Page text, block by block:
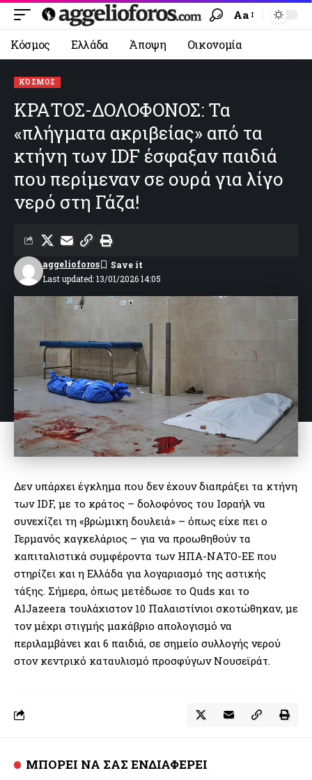
Aa
Κόσμος Ελλάδα Άποψη Οικονομία
ΚΌΣΜΟΣ
ΚΡΑΤΟΣ-ΔΟΛΟΦΟΝΟΣ: Τα
«πλήγματα ακριβείας» από τα
κτήνη των IDF έσφαξαν παιδιά
που περίμεναν σε ουρά για λίγο
νερό στη Γάζα!
Last updated: 13/01/2026 14:05
aggelioforos
Δεν υπάρχει έγκλημα που δεν έχουν διαπράξει τα κτήνη
των IDF, με το κράτος – δολοφόνος του Ισραήλ να
συνεχίζει τη «βρώμικη δουλειά» – όπως είχε πει ο
Γερμανός καγκελάριος – για να προωθηθούν τα
καπιταλιστικά συμφέροντα των ΗΠΑ-ΝΑΤΟ-ΕΕ που
στηρίζει και η Ελλάδα για λογαριασμό της αστικής
τάξης. Σήμερα, όπως μετέδωσε το Quds και το
AlJazeera τουλάχιστον 10 Παλαιστίνιοι σκοτώθηκαν, με
τον μέχρι στιγμής μακάβριο απολογισμό να
περιλαμβάνει και 6 παιδιά, σε σημείο συλλογής νερού
στον κεντρικό καταυλισμό προσφύγων Νουσεϊράτ.
ΜΠΟΡΕΙ ΝΑ ΣΑΣ ΕΝΔΙΑΦΕΡΕΙ